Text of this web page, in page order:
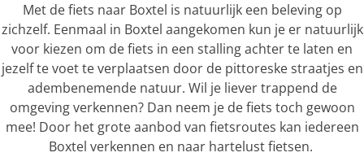
Met de fiets naar Boxtel is natuurlijk een beleving op
zichzelf. Eenmaal in Boxtel aangekomen kun je er natuurlijk
voor kiezen om de fiets in een stalling achter te laten en
jezelf te voet te verplaatsen door de pittoreske straatjes en
adembenemende natuur. Wil je liever trappend de
omgeving verkennen? Dan neem je de fiets toch gewoon
mee! Door het grote aanbod van fietsroutes kan iedereen
Boxtel verkennen en naar hartelust fietsen.